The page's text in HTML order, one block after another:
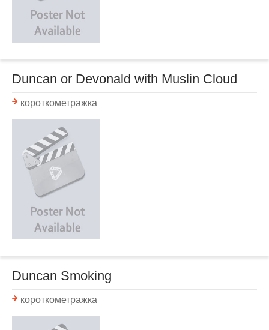
Duncan or Devonald with Muslin Cloud
короткометражка
Duncan Smoking
короткометражка